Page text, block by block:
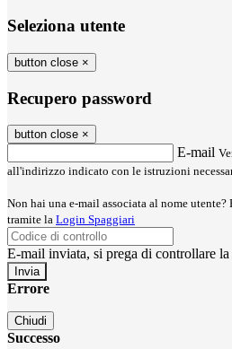
Seleziona utente
button close ×
Recupero password
button close ×
E-mail
all'indirizzo indicato con le istruzioni
Non hai una e-mail associata al nome
tramite la Login Spaggiari
E-mail inviata, si prega di controllare
Errore
Chiudi
Successo